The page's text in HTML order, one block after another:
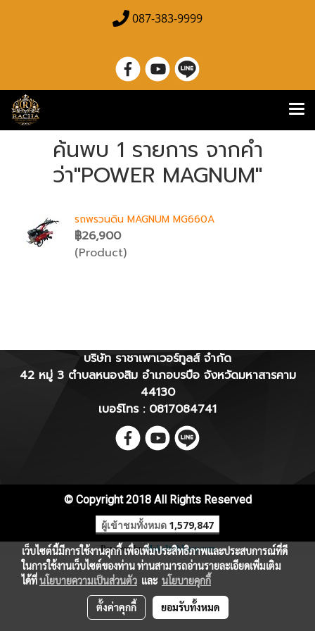
087-383-9999
ค้นพบ 1 รายการ จากคำ
ว่า"POWER MAGNUM"
รถพรวนดิน MAGNUM MG660A
฿26,900
(Product)
บริษัท ราชาเพาเวอร์ทูลส์ จำกัด
42 หมู่ 3 ตำบลหนองสิม อำเภอบรบือ จังหวัดมหาสารคาม
44130
เบอร์โทร : 0817084741
© Copyright 2018 All Rights Reserved
ผู้เข้าชมทั้งหมด 1,579,847
Powered byMakeWebEasy.com
เว็บไซต์นี้มีการใช้งานคุกกี้ เพื่อเพิ่มประสิทธิภาพและประสบการณ์ที่ดี
ในการใช้งานเว็บไซต์ของท่าน ท่านสามารถอ่านรายละเอียดเพิ่มเติม
ได้ที่นโยบายความเป็นส่วนตัว และ นโยบายคุกกี้
ตั้งค่าคุกกี้ ยอมรับทั้งหมด